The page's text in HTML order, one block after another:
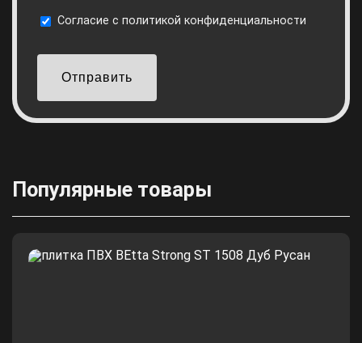
Cогласие сполитикой конфиденциальности
Отправить
Популярные товары